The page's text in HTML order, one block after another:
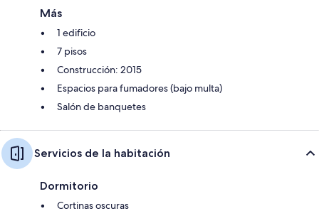
Más
1 edificio
7 pisos
Construcción: 2015
Espacios para fumadores (bajo multa)
Salón de banquetes
Servicios de la habitación
Dormitorio
Cortinas oscuras